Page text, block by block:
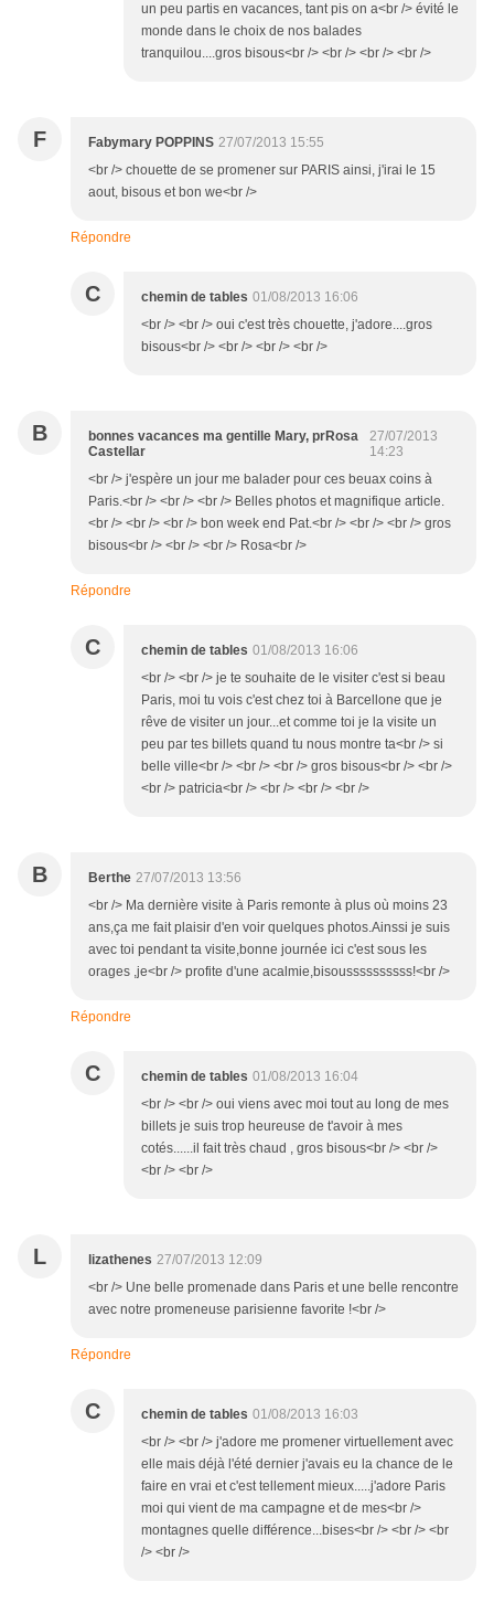
un peu partis en vacances, tant pis on a<br /> évité le
monde dans le choix de nos balades
tranquilou....gros bisous<br /> <br /> <br /> <br />
F Fabymary POPPINS 27/07/2013 15:55
<br /> chouette de se promener sur PARIS ainsi, j'irai le 15
aout, bisous et bon we<br />
Répondre
C chemin de tables 01/08/2013 16:06
<br /> <br /> oui c'est très chouette, j'adore....gros
bisous<br /> <br /> <br /> <br />
B
bonnes vacances ma gentille Mary, prRosa
Castellar
27/07/2013
14:23
<br /> j'espère un jour me balader pour ces beuax coins à
Paris.<br /> <br /> <br /> Belles photos et magnifique article.
<br /> <br /> <br /> bon week end Pat.<br /> <br /> <br /> gros
bisous<br /> <br /> <br /> Rosa<br />
Répondre
C chemin de tables 01/08/2013 16:06
<br /> <br /> je te souhaite de le visiter c'est si beau
Paris, moi tu vois c'est chez toi à Barcellone que je
rêve de visiter un jour...et comme toi je la visite un
peu par tes billets quand tu nous montre ta<br /> si
belle ville<br /> <br /> <br /> gros bisous<br /> <br />
<br /> patricia<br /> <br /> <br /> <br />
B Berthe 27/07/2013 13:56
<br /> Ma dernière visite à Paris remonte à plus où moins 23
ans,ça me fait plaisir d'en voir quelques photos.Ainssi je suis
avec toi pendant ta visite,bonne journée ici c'est sous les
orages ,je<br /> profite d'une acalmie,bisoussssssssss!<br />
Répondre
C chemin de tables 01/08/2013 16:04
<br /> <br /> oui viens avec moi tout au long de mes
billets je suis trop heureuse de t'avoir à mes
cotés......il fait très chaud , gros bisous<br /> <br />
<br /> <br />
L lizathenes 27/07/2013 12:09
<br /> Une belle promenade dans Paris et une belle rencontre
avec notre promeneuse parisienne favorite !<br />
Répondre
C chemin de tables 01/08/2013 16:03
<br /> <br /> j'adore me promener virtuellement avec
elle mais déjà l'été dernier j'avais eu la chance de le
faire en vrai et c'est tellement mieux.....j'adore Paris
moi qui vient de ma campagne et de mes<br />
montagnes quelle différence...bises<br /> <br /> <br
/> <br />